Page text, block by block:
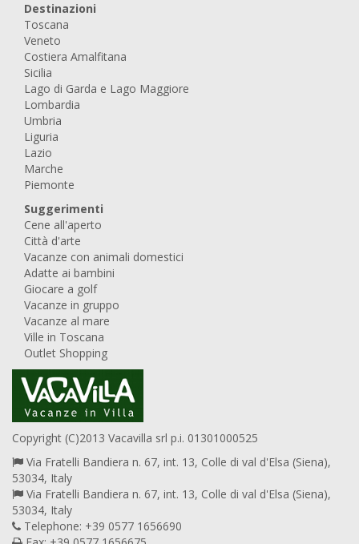
Destinazioni
Toscana
Veneto
Costiera Amalfitana
Sicilia
Lago di Garda e Lago Maggiore
Lombardia
Umbria
Liguria
Lazio
Marche
Piemonte
Suggerimenti
Cene all'aperto
Città d'arte
Vacanze con animali domestici
Adatte ai bambini
Giocare a golf
Vacanze in gruppo
Vacanze al mare
Ville in Toscana
Outlet Shopping
Copyright (C)2013 Vacavilla srl p.i. 01301000525
Via Fratelli Bandiera n. 67, int. 13, Colle di val d'Elsa (Siena),
53034, Italy
Via Fratelli Bandiera n. 67, int. 13, Colle di val d'Elsa (Siena),
53034, Italy
Telephone: +39 0577 1656690